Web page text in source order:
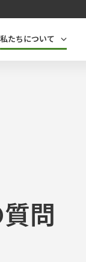
私たちについて
問